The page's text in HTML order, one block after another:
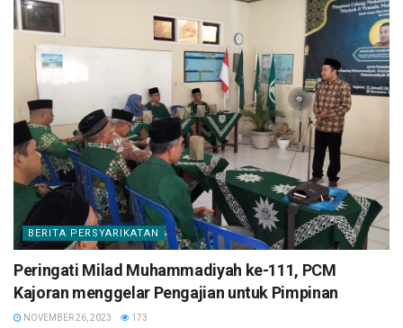
BERITA PERSYARIKATAN
Peringati Milad Muhammadiyah ke-111, PCM
Kajoran menggelar Pengajian untuk Pimpinan
NOVEMBER 26, 2023 173